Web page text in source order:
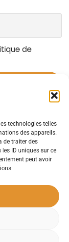
technologies telles
des appareils.
de traiter des
ID uniques sur ce
peut avoir
de
AVIS D’EXPERTS